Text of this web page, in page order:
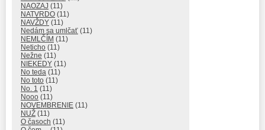
NAOZAJ (11)
NATVRDO (11)
NAVŽDY (11)
Nedám sa umlčať (11)
NEMLČÍM (11)
Neticho (11)
Nežne (11)
NIEKEDY (11)
No teda (11)
No toto (11)
No. 1 (11)
Nooo (11)
NOVEMBRENIE (11)
NUŽ (11)
O časoch (11)